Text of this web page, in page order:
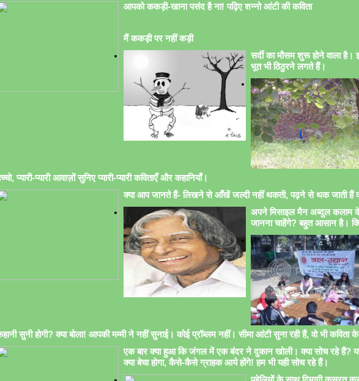
आपको ककड़ी-खाना पसंद है ना! पढ़िए शन्नो आंटी की कविता
मैं ककड़ी पर नहीं कड़ी
सर्दी का मौसम शुरू होने वाला है।
भूत भी ठिठुरने लगते हैं।
प्यारी-प्यारी आवाज़ों सुनिए प्यारी-प्यारी कविताएँ और कहानियाँ।
क्या आप जानते हैं- लिखने से आँखें जल्दी नहीं थकती, पढ़ने से थक जाती हैं
अपने मिसाइल मैन अब्दुल कलाम के
जानना चाहेंगे? बहुत आसान है।
सुनी होगी? क्या बोला! आपकी मम्मी ने नहीं सुनाई। कोई प्रॉब्लम नहीं। सीमा आंटी सुना रही हैं, वो भी कविता
एक बार क्या हुआ कि जंगल में एक बंदर ने दुकान खोली। क्या सोच रहे हैं?
क्या बेचा होगा, कैसे-कैसे ग्राहक आये होंगे! हम भी यही सोच रहे हैं।